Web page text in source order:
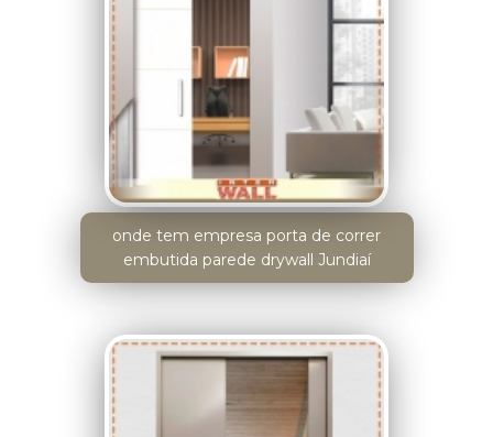
onde tem empresa porta de correr
embutida parede drywall Jundiaí